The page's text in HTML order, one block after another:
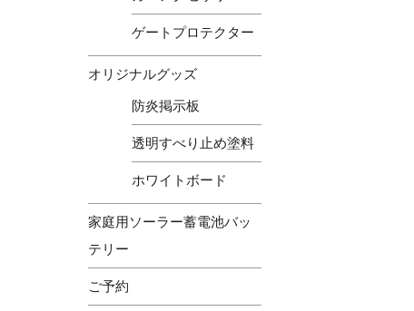
ゲートプロテクター
オリジナルグッズ
防炎掲示板
透明すべり止め塗料
ホワイトボード
家庭用ソーラー蓄電池バッ
テリー
ご予約